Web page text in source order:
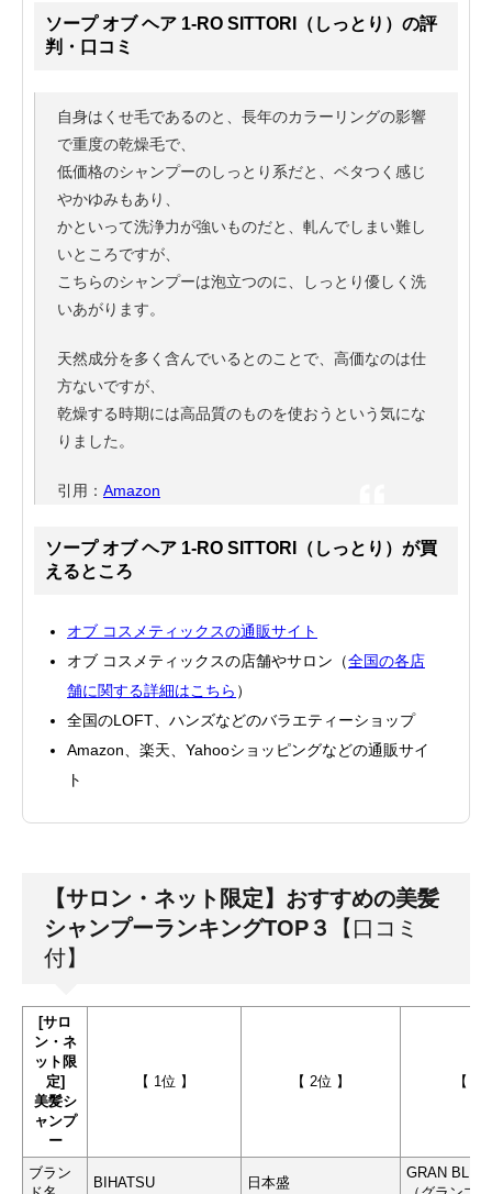
ソープ オブ ヘア 1-RO SITTORI（しっとり）の評
判・口コミ
自身はくせ毛であるのと、長年のカラーリングの影響
で重度の乾燥毛で、
低価格のシャンプーのしっとり系だと、ベタつく感じ
やかゆみもあり、
かといって洗浄力が強いものだと、軋んでしまい難し
いところですが、
こちらのシャンプーは泡立つのに、しっとり優しく洗
いあがります。
天然成分を多く含んでいるとのことで、高価なのは仕
方ないですが、
乾燥する時期には高品質のものを使おうという気にな
りました。
引用： Amazon
ソープ オブ ヘア 1-RO SITTORI（しっとり）が買
えるところ
オブ コスメティックスの通販サイト
オブ コスメティックスの店舗やサロン（全国の各店
舗に関する詳細はこちら ）
全国のLOFT、ハンズなどのバラエティーショップ
Amazon、楽天、Yahooショッピングなどの通販サイ
ト
【サロン・ネット限定】おすすめの美髪
シャンプーランキングTOP３
【口コミ
付】
[サロ
ン・ネ
ット限
定]
美髪シ
ャンプ
ー
【 1位 】 【 2位 】 【 3
ブラン
BIHATSU 日本盛
GRAN